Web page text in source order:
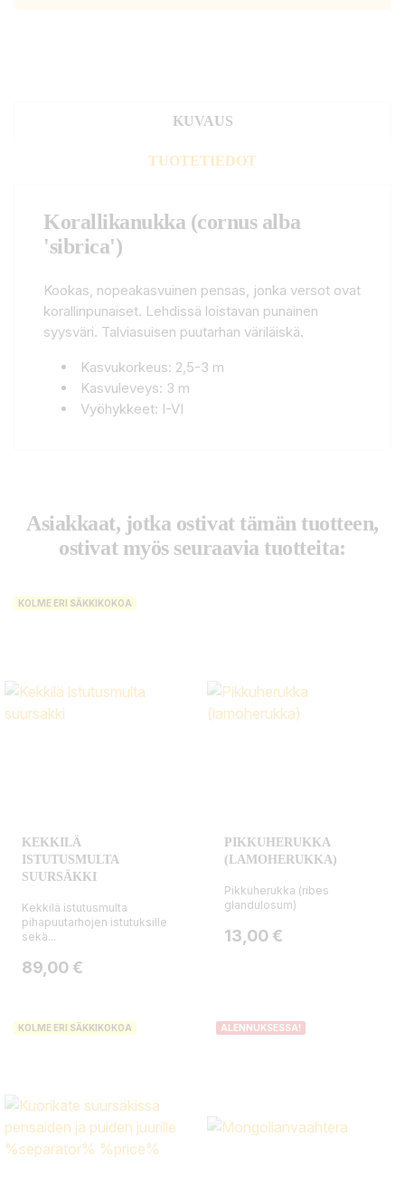
KUVAUS
TUOTETIEDOT
Korallikanukka (cornus alba
'sibrica')
Kookas, nopeakasvuinen pensas, jonka versot ovat
korallinpunaiset. Lehdissä loistavan punainen
syysväri. Talviasuisen puutarhan väriläiskä.
Kasvukorkeus: 2,5-3 m
Kasvuleveys: 3 m
Vyöhykkeet: I-VI
Asiakkaat, jotka ostivat tämän tuotteen,
ostivat myös seuraavia tuotteita:
KOLME ERI SÄKKIKOKOA
KEKKILÄ
ISTUTUSMULTA
SUURSÄKKI
Kekkilä istutusmulta
pihapuutarhojen istutuksille
sekä...
Hinta
89,00 €
PIKKUHERUKKA
(LAMOHERUKKA)
Pikkuherukka (ribes
glandulosum)
Hinta
13,00 €
KOLME ERI SÄKKIKOKOA ALENNUKSESSA!